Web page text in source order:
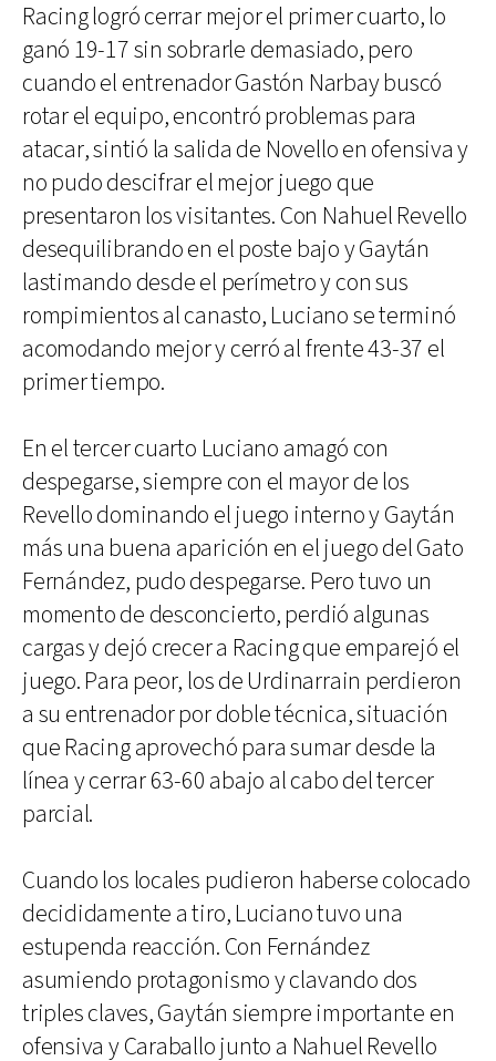
Racing logró cerrar mejor el primer cuarto, lo
ganó 19-17 sin sobrarle demasiado, pero
cuando el entrenador Gastón Narbay buscó
rotar el equipo, encontró problemas para
atacar, sintió la salida de Novello en ofensiva y
no pudo descifrar el mejor juego que
presentaron los visitantes. Con Nahuel Revello
desequilibrando en el poste bajo y Gaytán
lastimando desde el perímetro y con sus
rompimientos al canasto, Luciano se terminó
acomodando mejor y cerró al frente 43-37 el
primer tiempo.
En el tercer cuarto Luciano amagó con
despegarse, siempre con el mayor de los
Revello dominando el juego interno y Gaytán
más una buena aparición en el juego del Gato
Fernández, pudo despegarse. Pero tuvo un
momento de desconcierto, perdió algunas
cargas y dejó crecer a Racing que emparejó el
juego. Para peor, los de Urdinarrain perdieron
a su entrenador por doble técnica, situación
que Racing aprovechó para sumar desde la
línea y cerrar 63-60 abajo al cabo del tercer
parcial.
Cuando los locales pudieron haberse colocado
decididamente a tiro, Luciano tuvo una
estupenda reacción. Con Fernández
asumiendo protagonismo y clavando dos
triples claves, Gaytán siempre importante en
ofensiva y Caraballo junto a Nahuel Revello